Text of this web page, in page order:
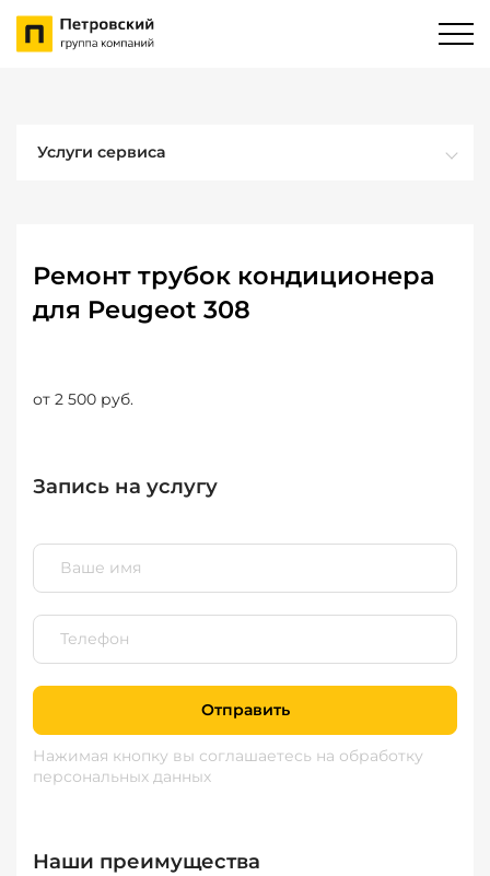
Услуги сервиса
Ремонт трубок кондиционера
для Peugeot 308
от 2 500 руб.
Запись на услугу
Отправить
Нажимая кнопку вы соглашаетесь на обработку
персональных данных
Наши преимущества